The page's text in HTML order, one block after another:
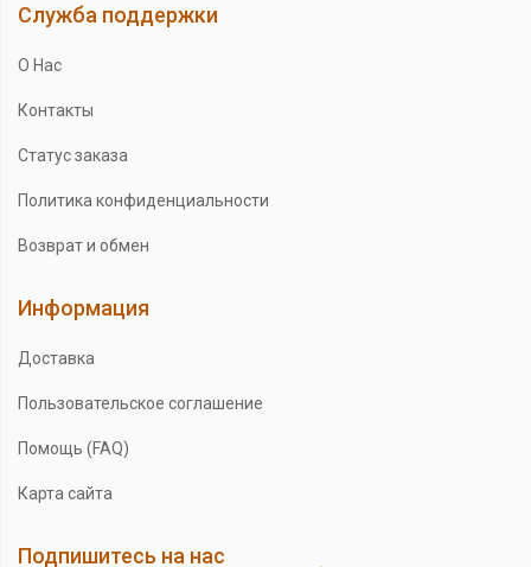
Служба поддержки
О Нас
Контакты
Статус заказа
Политика конфиденциальности
Возврат и обмен
Информация
Доставка
Пользовательское соглашение
Помощь (FAQ)
Карта сайта
Подпишитесь на нас